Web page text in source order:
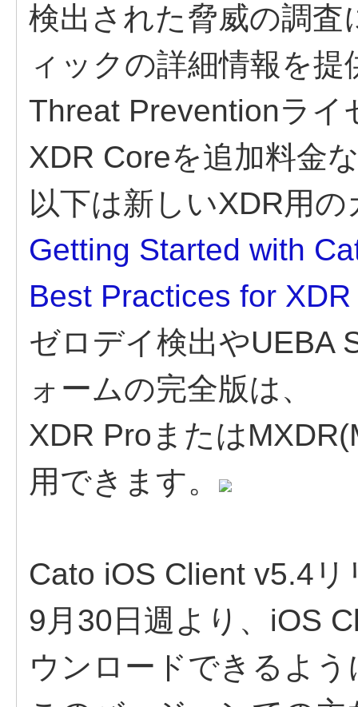
検出された脅威の調
ィックの詳細情報を提
Threat Preventionライ
XDR Coreを追加料金
以下は新しいXDR用
Getting Started with
Best Practices for
ゼロデイ検出やUEBA
ォームの完全版は、
XDR Proまたは
用できます。
Cato iOS Client v5.4リ
9月30日週より、iOS
ウンロードできるよ